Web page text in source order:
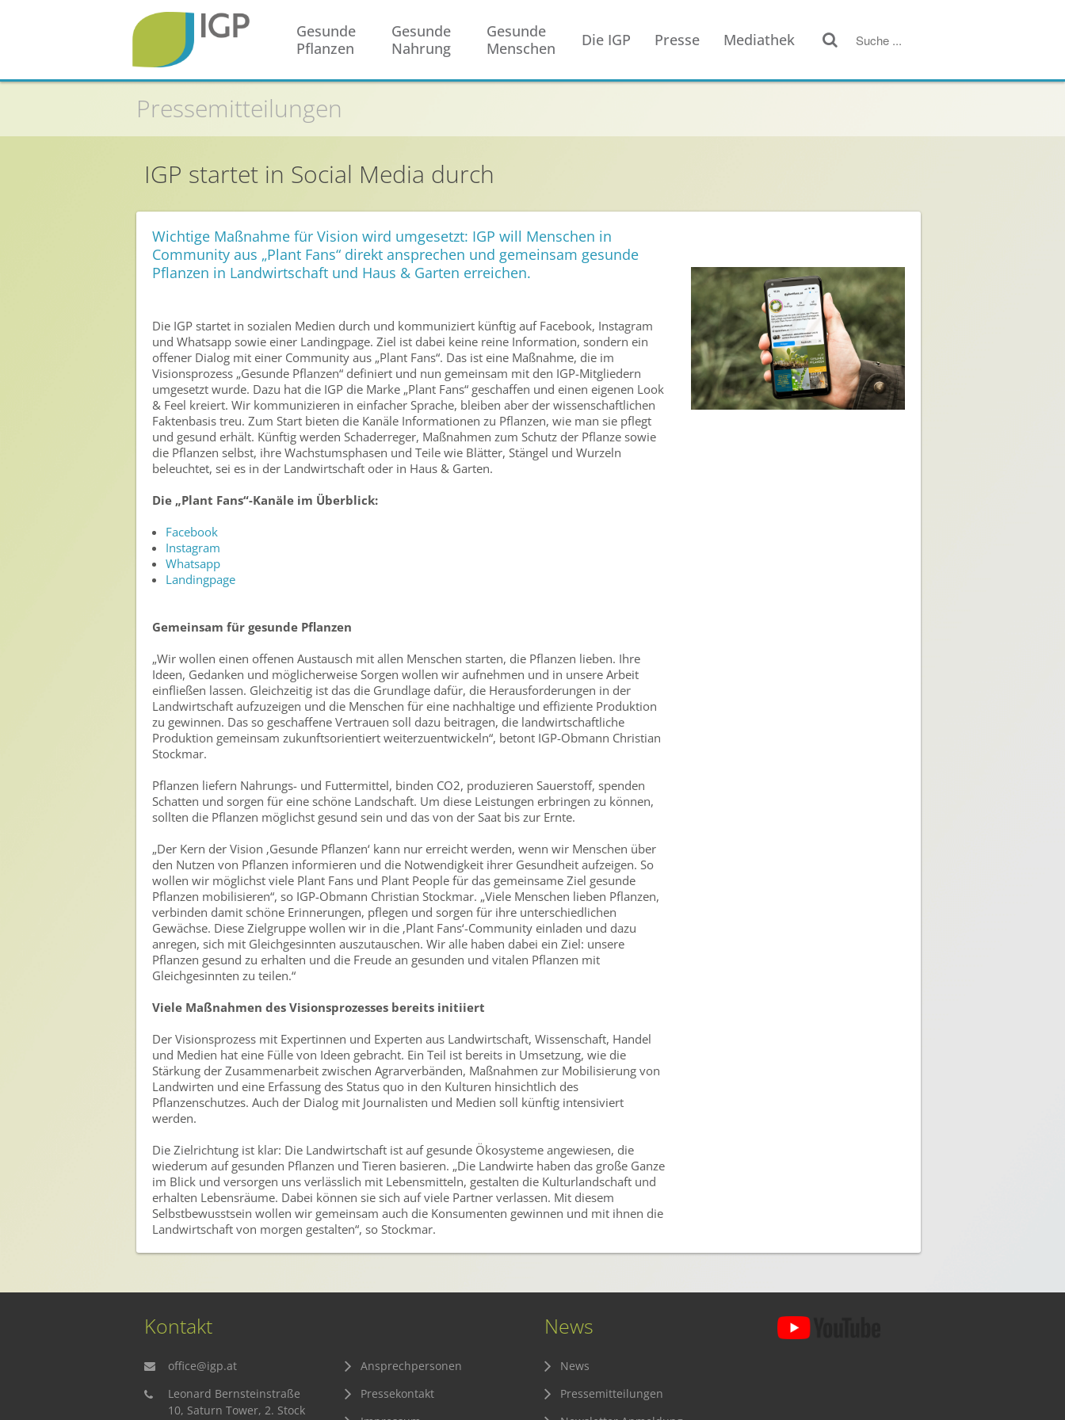
Integrierter Pflanzenschutz
Geschichte des Pflanzenschutzes
Nutzen von Pflanzenschutzmitteln
Entsorgung von Pflanzenschutzmittel-Leergebinden
Veranstaltungen & Aktionen
Gesunde
Pflanzen
Gesunde
Nahrung
Gesunde
Menschen
Die IGP Presse Mediathek
Pressemitteilungen
IGP startet in Social Media durch
Wichtige Maßnahme für Vision wird umgesetzt: IGP will Menschen in
Community aus „Plant Fans“ direkt ansprechen und gemeinsam gesunde
Pflanzen in Landwirtschaft und Haus & Garten erreichen.
Die IGP startet in sozialen Medien durch und kommuniziert künftig auf Facebook, Instagram
und Whatsapp sowie einer Landingpage. Ziel ist dabei keine reine Information, sondern ein
offener Dialog mit einer Community aus „Plant Fans“. Das ist eine Maßnahme, die im
Visionsprozess „Gesunde Pflanzen“ definiert und nun gemeinsam mit den IGP-Mitgliedern
umgesetzt wurde. Dazu hat die IGP die Marke „Plant Fans“ geschaffen und einen eigenen Look
& Feel kreiert. Wir kommunizieren in einfacher Sprache, bleiben aber der wissenschaftlichen
Faktenbasis treu. Zum Start bieten die Kanäle Informationen zu Pflanzen, wie man sie pflegt
und gesund erhält. Künftig werden Schaderreger, Maßnahmen zum Schutz der Pflanze sowie
die Pflanzen selbst, ihre Wachstumsphasen und Teile wie Blätter, Stängel und Wurzeln
beleuchtet, sei es in der Landwirtschaft oder in Haus & Garten.
Die „Plant Fans“-Kanäle im Überblick:
Facebook
Instagram
Whatsapp
Landingpage
Gemeinsam für gesunde Pflanzen
„Wir wollen einen offenen Austausch mit allen Menschen starten, die Pflanzen lieben. Ihre
Ideen, Gedanken und möglicherweise Sorgen wollen wir aufnehmen und in unsere Arbeit
einfließen lassen. Gleichzeitig ist das die Grundlage dafür, die Herausforderungen in der
Landwirtschaft aufzuzeigen und die Menschen für eine nachhaltige und effiziente Produktion
zu gewinnen. Das so geschaffene Vertrauen soll dazu beitragen, die landwirtschaftliche
Produktion gemeinsam zukunftsorientiert weiterzuentwickeln“, betont IGP-Obmann Christian
Stockmar.
Pflanzen liefern Nahrungs- und Futtermittel, binden CO2, produzieren Sauerstoff, spenden
Schatten und sorgen für eine schöne Landschaft. Um diese Leistungen erbringen zu können,
sollten die Pflanzen möglichst gesund sein und das von der Saat bis zur Ernte.
„Der Kern der Vision ‚Gesunde Pflanzen‘ kann nur erreicht werden, wenn wir Menschen über
den Nutzen von Pflanzen informieren und die Notwendigkeit ihrer Gesundheit aufzeigen. So
wollen wir möglichst viele Plant Fans und Plant People für das gemeinsame Ziel gesunde
Pflanzen mobilisieren“, so IGP-Obmann Christian Stockmar. „Viele Menschen lieben Pflanzen,
verbinden damit schöne Erinnerungen, pflegen und sorgen für ihre unterschiedlichen
Gewächse. Diese Zielgruppe wollen wir in die ‚Plant Fans‘-Community einladen und dazu
anregen, sich mit Gleichgesinnten auszutauschen. Wir alle haben dabei ein Ziel: unsere
Pflanzen gesund zu erhalten und die Freude an gesunden und vitalen Pflanzen mit
Gleichgesinnten zu teilen.“
Viele Maßnahmen des Visionsprozesses bereits initiiert
Der Visionsprozess mit Expertinnen und Experten aus Landwirtschaft, Wissenschaft, Handel
und Medien hat eine Fülle von Ideen gebracht. Ein Teil ist bereits in Umsetzung, wie die
Stärkung der Zusammenarbeit zwischen Agrarverbänden, Maßnahmen zur Mobilisierung von
Landwirten und eine Erfassung des Status quo in den Kulturen hinsichtlich des
Pflanzenschutzes. Auch der Dialog mit Journalisten und Medien soll künftig intensiviert
werden.
Die Zielrichtung ist klar: Die Landwirtschaft ist auf gesunde Ökosysteme angewiesen, die
wiederum auf gesunden Pflanzen und Tieren basieren. „Die Landwirte haben das große Ganze
im Blick und versorgen uns verlässlich mit Lebensmitteln, gestalten die Kulturlandschaft und
erhalten Lebensräume. Dabei können sie sich auf viele Partner verlassen. Mit diesem
Selbstbewusstsein wollen wir gemeinsam auch die Konsumenten gewinnen und mit ihnen die
Landwirtschaft von morgen gestalten“, so Stockmar.
Kontakt
office@igp.at
Leonard Bernsteinstraße
10, Saturn Tower, 2. Stock
Ansprechpersonen
Pressekontakt
News
News
Pressemitteilungen